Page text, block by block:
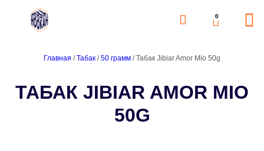
0
Главная /Табак /50 грамм / Табак Jibiar Amor Mio 50g
ТАБАК JIBIAR AMOR MIO
50G